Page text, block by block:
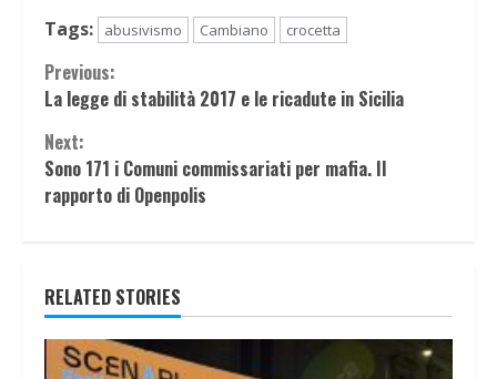
Tags:
abusivismo Cambiano crocetta
Continue
Reading
Previous:
La legge di stabilità 2017 e le ricadute in Sicilia
Next:
Sono 171 i Comuni commissariati per mafia. Il
rapporto di Openpolis
RELATED STORIES